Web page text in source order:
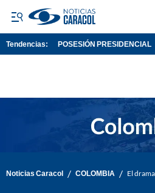
Tendencias: POSESIÓN PRESIDENCIAL
Noticias Caracol / COLOMBIA / El